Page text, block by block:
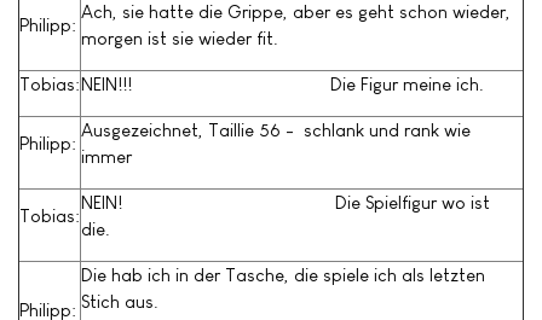
Philipp:
Ach, sie hatte die Grippe, aber es geht schon wieder,
morgen ist sie wieder fit.
Tobias:NEIN!!! Die Figur meine ich.
Philipp:
Ausgezeichnet, Taillie 56 - schlank und rank wie
immer
Tobias:
NEIN! Die Spielfigur wo ist
die.
Philipp:
Die hab ich in der Tasche, die spiele ich als letzten
Stich aus.